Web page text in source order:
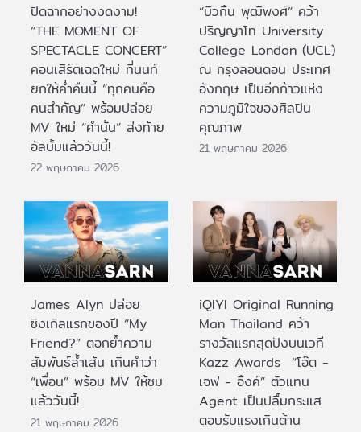
ปิดฉากอย่างงดงาม!
“THE MOMENT OF
SPECTACLE CONCERT”
คอนเสิร์ตเฉดใหม่ ที่นนท์
ยกให้ค่ำคืนนี้ “ทุกคนคือ
คนสำคัญ” พร้อมปล่อย
MV ใหม่ “คำนั้น” ส่งท้าย
อัลบั้มแล้ววันนี้!
22 พฤษภาคม 2026
“บิวกิ้น พุฒิพงศ์” คว้า
ปริญญาโท University
College London (UCL)
ณ กรุงลอนดอน ประเทศ
อังกฤษ เป็นอีกก้าวแห่ง
ความภูมิใจของศิลปิน
คุณภาพ
21 พฤษภาคม 2026
James Alyn ปล่อย
ซิงเกิลแรกของปี “My
Friend?” ตอกย้ำความ
สัมพันธ์ล้ำเส้น เกินคำว่า
“เพื่อน” พร้อม MV ให้ชม
แล้ววันนี้!
21 พฤษภาคม 2026
iQIYI Original Running
Man Thailand คว้า
รางวัลแรกสุดปังบนเวที
Kazz Awards “โอ๊ต -
เจฟ - อิ้งค์” ตัวแทน
Agent เป็นปลื้มกระแส
ตอบรับแรงเกินต้าน